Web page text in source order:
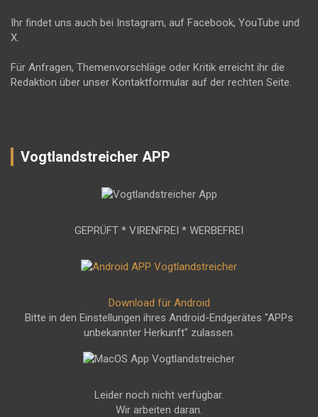
Ihr findet uns auch bei Instagram, auf Facebook, YouTube und
X.
Für Anfragen, Themenvorschläge oder Kritik erreicht ihr die
Redaktion über unser Kontaktformular auf der rechten Seite.
Vogtlandstreicher APP
GEPRÜFT * VIRENFREI * WERBEFREI
Download für Android
Bitte in den Einstellungen ihres Android-Endgerätes "APPs
unbekannter Herkunft" zulassen.
Leider noch nicht verfügbar.
Wir arbeiten daran.